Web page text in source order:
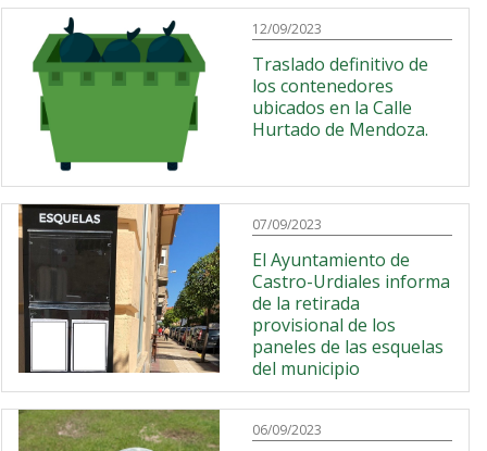
12/09/2023
Traslado definitivo de
los contenedores
ubicados en la Calle
Hurtado de Mendoza.
07/09/2023
El Ayuntamiento de
Castro-Urdiales informa
de la retirada
provisional de los
paneles de las esquelas
del municipio
06/09/2023